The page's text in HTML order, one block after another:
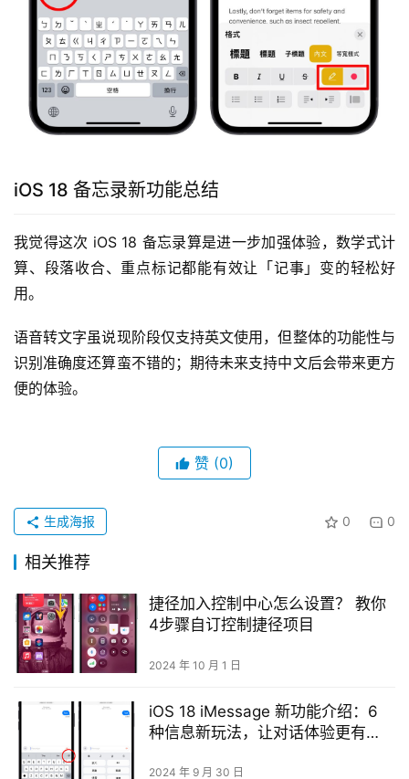
iOS 18 备忘录新功能总结
我觉得这次 iOS 18 备忘录算是进一步加强体验，数学式计
算、段落收合、重点标记都能有效让「记事」变的轻松好
用。
语音转文字虽说现阶段仅支持英文使用，但整体的功能性与
识别准确度还算蛮不错的；期待未来支持中文后会带来更方
便的体验。
赞 (0)
0 0
生成海报
相关推荐
捷径加入控制中心怎么设置？ 教你
4步骤自订控制捷径项目
2024 年 10 月 1 日
iOS 18 iMessage 新功能介绍：6
种信息新玩法，让对话体验更有
2024 年 9 月 30 日